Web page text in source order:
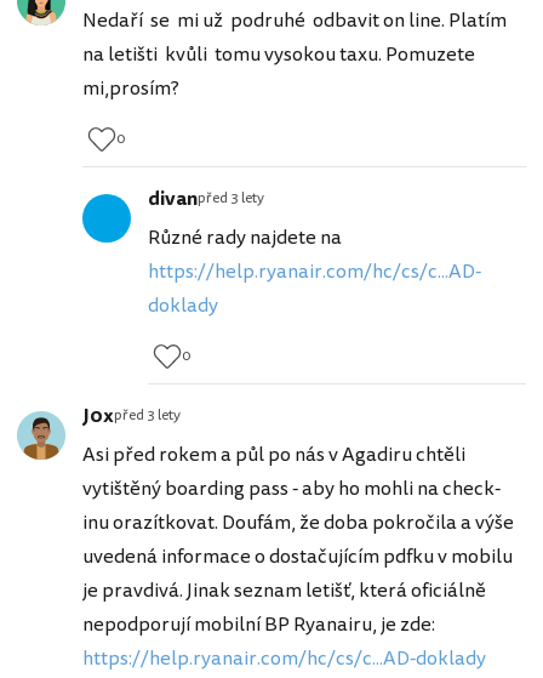
Nedaří se mi už podruhé odbavit on line. Platím
na letišti kvůli tomu vysokou taxu. Pomuzete
mi,prosím?
0
divanpřed 3 lety
Různé rady najdete na
https://help.ryanair.com/hc/cs/c...AD-
doklady
0
J0xpřed 3 lety
Asi před rokem a půl po nás v Agadiru chtěli
vytištěný boarding pass - aby ho mohli na check-
inu orazítkovat. Doufám, že doba pokročila a výše
uvedená informace o dostačujícím pdfku v mobilu
je pravdivá. Jinak seznam letišť, která oficiálně
nepodporují mobilní BP Ryanairu, je zde:
https://help.ryanair.com/hc/cs/c...AD-doklady